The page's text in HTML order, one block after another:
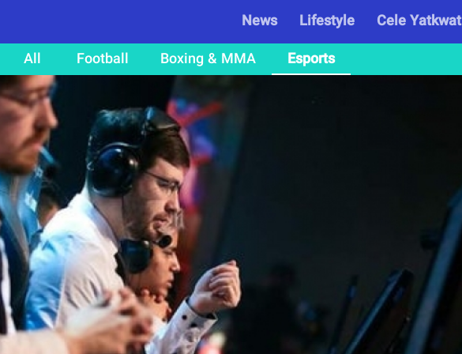
News Lifestyle Cele Yatkwat
All
Football Boxing & MMA Esports